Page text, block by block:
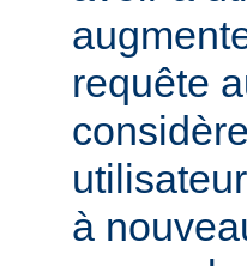
requête
à